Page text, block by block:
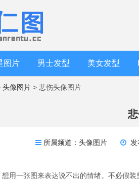
图片 男士发型 美女发型
头像图片 > 悲伤头像图片
所属频道：头像图片
想用一张图来表达说不出的情绪。不必假